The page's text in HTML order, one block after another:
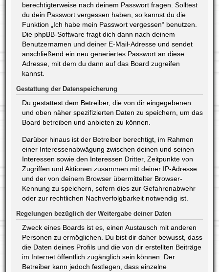
berechtigterweise nach deinem Passwort fragen. Solltest
du dein Passwort vergessen haben, so kannst du die
Funktion „Ich habe mein Passwort vergessen“ benutzen.
Die phpBB-Software fragt dich dann nach deinem
Benutzernamen und deiner E-Mail-Adresse und sendet
anschließend ein neu generiertes Passwort an diese
Adresse, mit dem du dann auf das Board zugreifen
kannst.
Gestattung der Datenspeicherung
Du gestattest dem Betreiber, die von dir eingegebenen
und oben näher spezifizierten Daten zu speichern, um das
Board betreiben und anbieten zu können.
Darüber hinaus ist der Betreiber berechtigt, im Rahmen
einer Interessenabwägung zwischen deinen und seinen
Interessen sowie den Interessen Dritter, Zeitpunkte von
Zugriffen und Aktionen zusammen mit deiner IP-Adresse
und der von deinem Browser übermittelter Browser-
Kennung zu speichern, sofern dies zur Gefahrenabwehr
oder zur rechtlichen Nachverfolgbarkeit notwendig ist.
Regelungen bezüglich der Weitergabe deiner Daten
Zweck eines Boards ist es, einen Austausch mit anderen
Personen zu ermöglichen. Du bist dir daher bewusst, dass
die Daten deines Profils und die von dir erstellten Beiträge
im Internet öffentlich zugänglich sein können. Der
Betreiber kann jedoch festlegen, dass einzelne